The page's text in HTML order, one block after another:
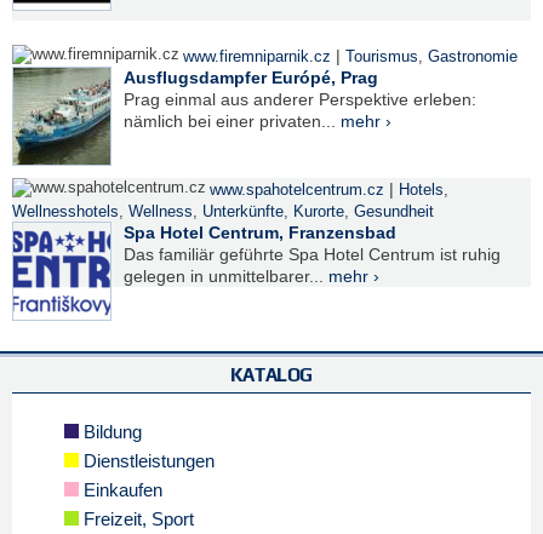
www.firemniparnik.cz | Tourismus, Gastronomie
Ausflugsdampfer Európé, Prag
Prag einmal aus anderer Perspektive erleben:
nämlich bei einer privaten... mehr ›
www.spahotelcentrum.cz | Hotels,
Wellnesshotels, Wellness, Unterkünfte, Kurorte, Gesundheit
Spa Hotel Centrum, Franzensbad
Das familiär geführte Spa Hotel Centrum ist ruhig
gelegen in unmittelbarer... mehr ›
KATALOG
Bildung
Dienstleistungen
Einkaufen
Freizeit, Sport